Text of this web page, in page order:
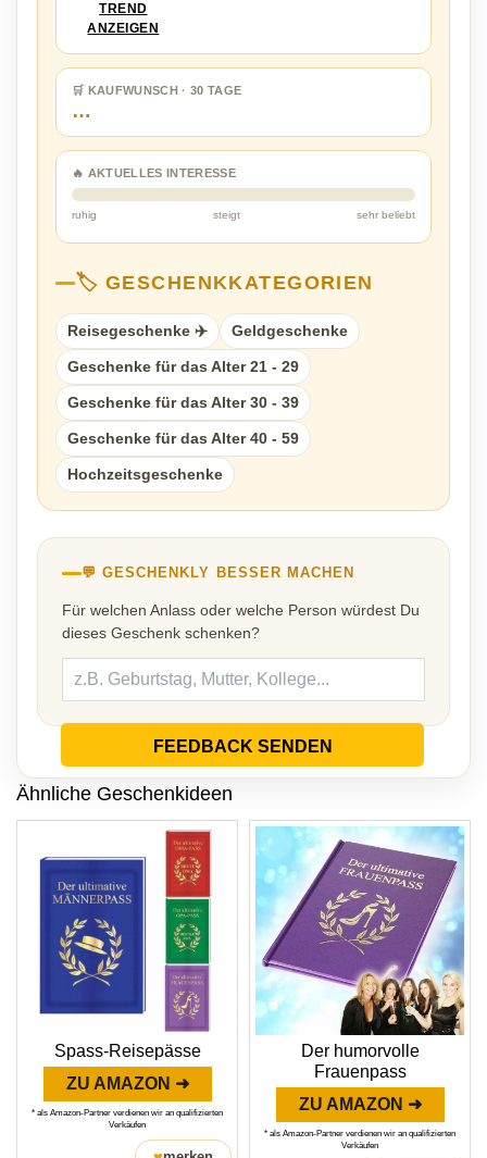
TREND
ANZEIGEN
🛒 KAUFWUNSCH · 30 TAGE
…
🔥 AKTUELLES INTERESSE
ruhig steigt sehr beliebt
🏷️ GESCHENKKATEGORIEN
Reisegeschenke ✈️ Geldgeschenke
Geschenke für das Alter 21 - 29
Geschenke für das Alter 30 - 39
Geschenke für das Alter 40 - 59
Hochzeitsgeschenke
💬 GESCHENKLY BESSER MACHEN
Für welchen Anlass oder welche Person würdest Du
dieses Geschenk schenken?
FEEDBACK SENDEN
Ähnliche Geschenkideen
Spass-Reisepässe
ZU AMAZON ➜
* als Amazon-Partner verdienen wir an qualifizierten
Verkäufen
Der humorvolle
Frauenpass
ZU AMAZON ➜
* als Amazon-Partner verdienen wir an qualifizierten
Verkäufen